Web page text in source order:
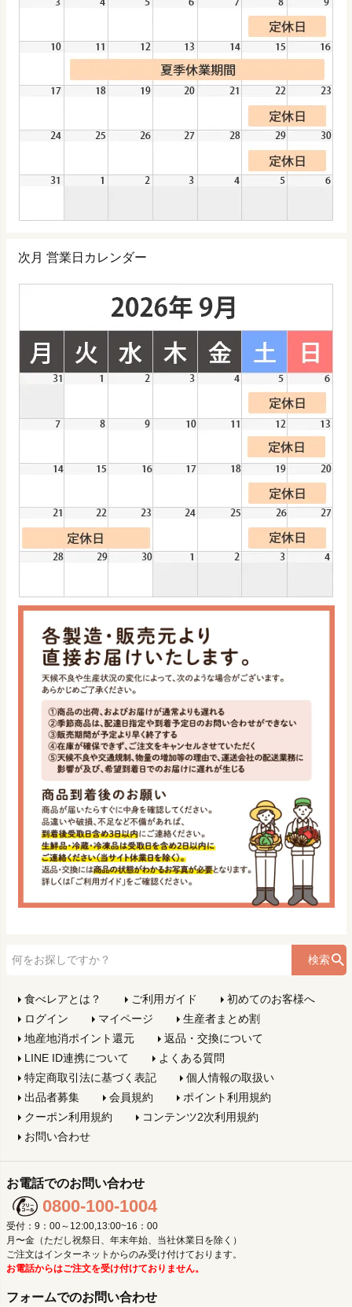
次月 営業日カレンダー
検索
食べレアとは？ ご利用ガイド
初めてのお客様へ
ログイン
マイページ
生産者まとめ割
地産地消ポイント還元
返品・交換について
LINE ID連携について
よくある質問
特定商取引法に基づく表記
個人情報の取扱い
出品者募集
会員規約
ポイント利用規約
クーポン利用規約
コンテンツ2次利用規約
お問い合わせ
お電話でのお問い合わせ
0800-100-1004
受付：9：00～12:00,13:00~16：00
月〜金（ただし祝祭日、年末年始、当社休業日を除く）
ご注文はインターネットからのみ受け付けております。
お電話からはご注文を受け付けておりません。
フォームでのお問い合わせ